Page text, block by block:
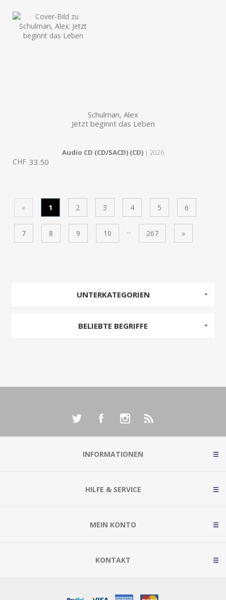
Schulman, Alex
Jetzt beginnt das Leben
Audio CD (CD/SACD) (CD) | 2026
CHF 33.50
« 1 2 3 4 5 6
7 8 9 10 ... 267 »
UNTERKATEGORIEN
BELIEBTE BEGRIFFE
INFORMATIONEN
HILFE & SERVICE
MEIN KONTO
KONTAKT